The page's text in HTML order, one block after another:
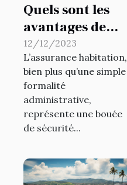
Quels sont les
avantages de
l’assurance
habitation ?
12/12/2023
L’assurance habitation,
bien plus qu’une simple
formalité
administrative,
représente une bouée
de sécurité...